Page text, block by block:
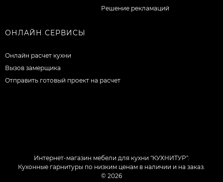
Решение рекламаций
ОНЛАЙН СЕРВИСЫ
Онлайн расчет кухни
Вызов замерщика
Отправить готовый проект на расчет
Интернет-магазин мебели для кухни "КУХНИТУР".
Кухонные гарнитуры по низким ценам в наличии и на заказ.
© 2026